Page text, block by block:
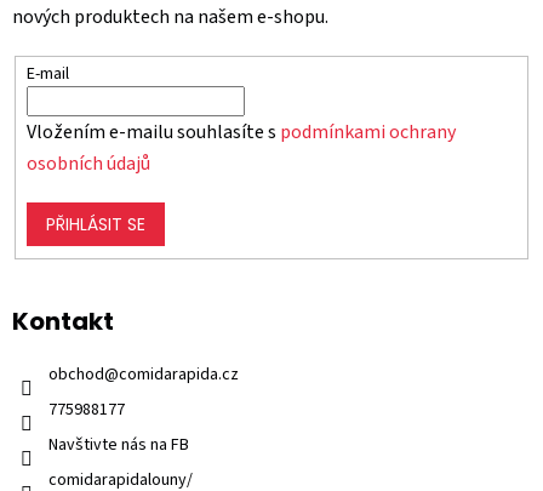
nových produktech na našem e-shopu.
E-mail
Vložením e-mailu souhlasíte s podmínkami ochrany
osobních údajů
PŘIHLÁSIT SE
Kontakt
obchod@comidarapida.cz
775988177
Navštivte nás na FB
comidarapidalouny/